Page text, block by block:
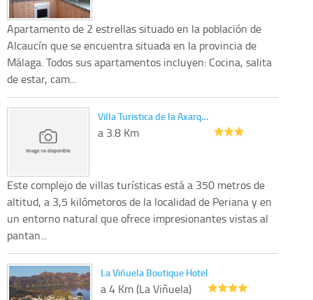
Apartamento de 2 estrellas situado en la población de
Alcaucín que se encuentra situada en la provincia de
Málaga. Todos sus apartamentos incluyen: Cocina, salita
de estar, cam...
Villa Turistica de la Axarq…
a 3.8 Km
Este complejo de villas turísticas está a 350 metros de
altitud, a 3,5 kilómetoros de la localidad de Periana y en
un entorno natural que ofrece impresionantes vistas al
pantan...
La Viñuela Boutique Hotel
a 4 Km (La Viñuela)